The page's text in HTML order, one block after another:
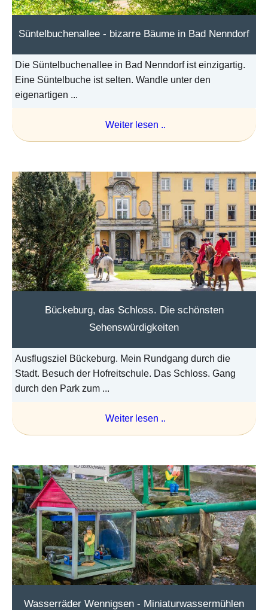
Süntelbuchenallee - bizarre Bäume in Bad Nenndorf
Die Süntelbuchenallee in Bad Nenndorf ist einzigartig.
Eine Süntelbuche ist selten. Wandle unter den
eigenartigen ...
Weiter lesen ..
Bückeburg, das Schloss. Die schönsten
Sehenswürdigkeiten
Ausflugsziel Bückeburg. Mein Rundgang durch die
Stadt. Besuch der Hofreitschule. Das Schloss. Gang
durch den Park zum ...
Weiter lesen ..
Wasserräder Wennigsen - Miniaturwassermühlen